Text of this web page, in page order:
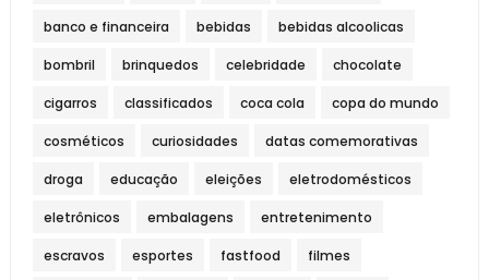
banco e financeira bebidas bebidas alcoolicas
bombril brinquedos celebridade chocolate
cigarros classificados coca cola copa do mundo
cosméticos curiosidades datas comemorativas
droga educação eleições eletrodomésticos
eletrônicos embalagens entretenimento
escravos esportes fastfood filmes